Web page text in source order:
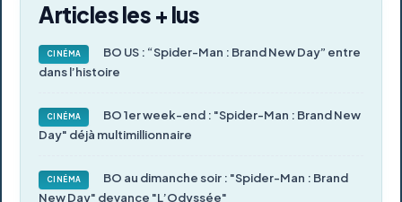
Articles les + lus
CINÉMA
BO US : “Spider-Man : Brand New Day” entre
dans l’histoire
CINÉMA
BO 1er week-end : "Spider-Man : Brand New
Day" déjà multimillionnaire
CINÉMA
BO au dimanche soir : "Spider-Man : Brand
New Day" devance "L’Odyssée"